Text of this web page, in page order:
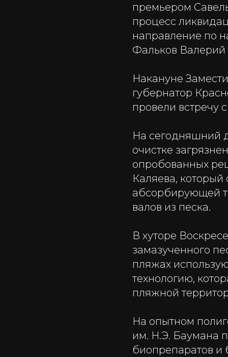
премьером
процесс
направление по
Фальков Валерий
Накануне
губернатор
провели встречу
На сегодняшний
очистке
опробованных
Каляева,
абсорбирующей
валов из песка.
В хуторе
замазученного
пляжах
технологию,
пляжной
На опытном
им. Н.Э. Баумана
биопрепаратов и